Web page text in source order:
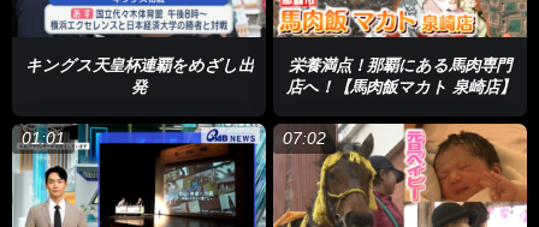
キングス天皇杯連覇をめざし出
発
栄養満点！那覇にある馬肉専門
店へ！【馬肉飯マカト 泉崎店】
01:01 07:02